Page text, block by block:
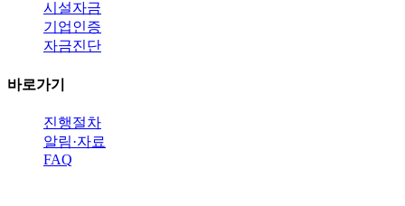
시설자금
기업인증
자금진단
바로가기
진행절차
알림·자료
FAQ